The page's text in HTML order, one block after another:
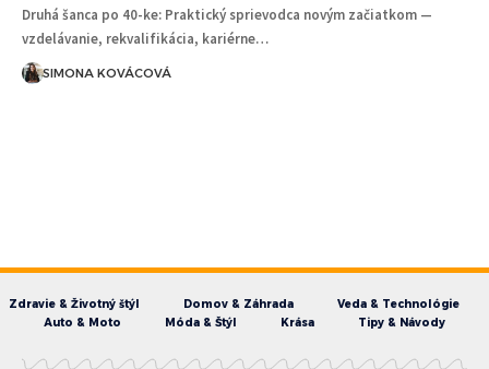
Druhá šanca po 40-ke: Praktický sprievodca novým začiatkom —
vzdelávanie, rekvalifikácia, kariérne…
SIMONA KOVÁCOVÁ
Zdravie & Životný štýl Domov & Záhrada
Veda & Technológie
Auto & Moto
Móda & Štýl Krása Tipy & Návody